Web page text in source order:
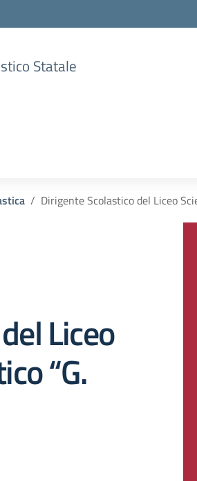
Statale
Dirigente Scolastico del Liceo
Liceo
“G.